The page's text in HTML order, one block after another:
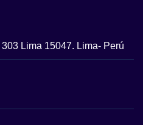
Lima 15047. Lima- Perú